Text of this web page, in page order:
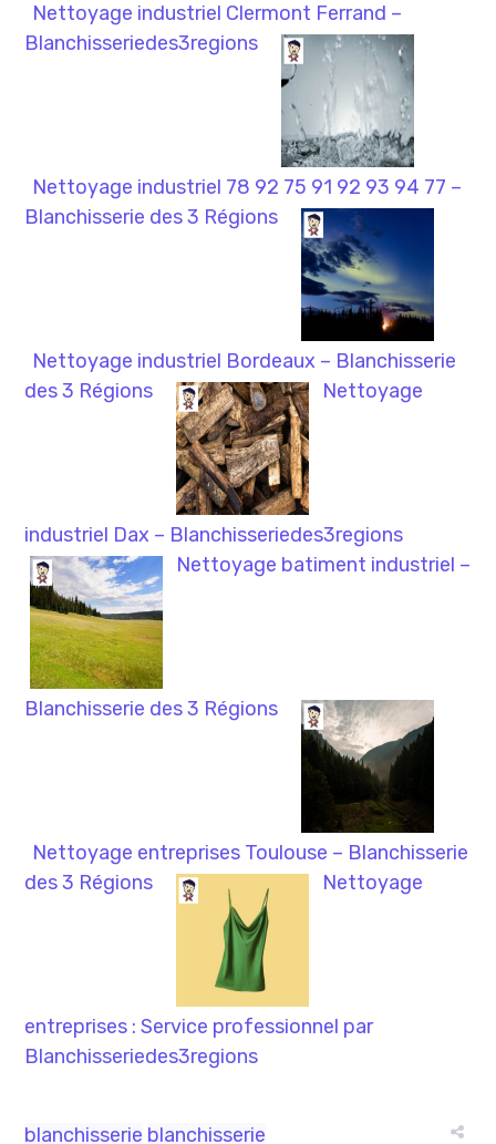
Nettoyage industriel Clermont Ferrand –
Blanchisseriedes3regions
Nettoyage industriel 78 92 75 91 92 93 94 77 –
Blanchisserie des 3 Régions
Nettoyage industriel Bordeaux – Blanchisserie
des 3 Régions
Nettoyage
industriel Dax – Blanchisseriedes3regions
Nettoyage batiment industriel –
Blanchisserie des 3 Régions
Nettoyage entreprises Toulouse – Blanchisserie
des 3 Régions
Nettoyage
entreprises : Service professionnel par
Blanchisseriedes3regions
blanchisserie blanchisserie